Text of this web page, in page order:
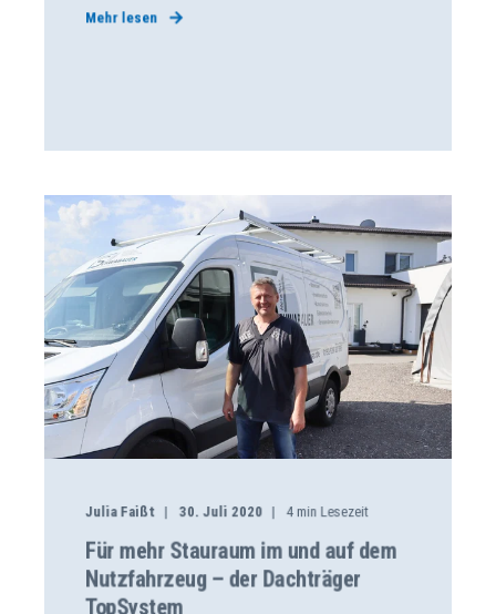
Mehr lesen
Julia Faißt 30. Juli 2020 4min Lesezeit
Für mehr Stau­raum im und auf dem
Nutz­fahr­zeug – der Dach­träger
TopSystem